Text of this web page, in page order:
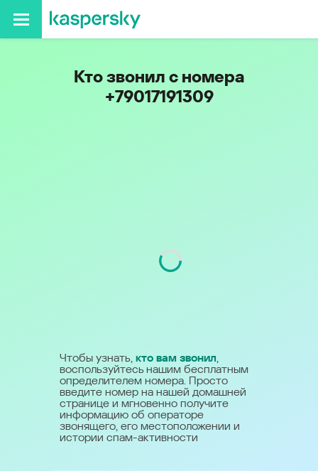
Кто звонил с номера
+79017191309
Чтобы узнать, кто вам звонил,
воспользуйтесь нашим бесплатным
определителем номера. Просто
введите номер на нашей домашней
странице и мгновенно получите
информацию об операторе
звонящего, его местоположении и
истории спам-активности